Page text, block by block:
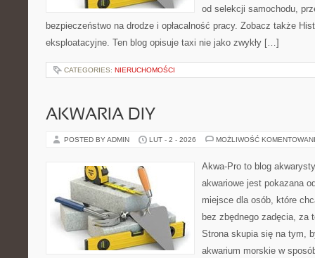
od selekcji samochodu,
bezpieczeństwo na drodze i opłacalność pracy. Zobacz także
eksploatacyjne. Ten blog opisuje taxi nie jako zwykły […]
CATEGORIES: NIERUCHOMOŚCI
AKWARIA DIY
POSTED BY ADMIN LUT - 2 - 2026 MOŻLIWOŚĆ
Akwa-Pro to blog
akwariowe jest pokazana
miejsce dla osób, które
bez zbędnego zadęcia, za
Strona skupia się na tym,
akwarium morskie w